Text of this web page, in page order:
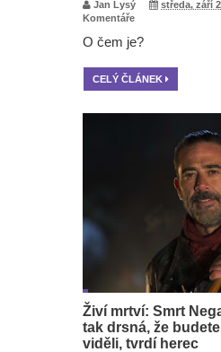
Jan Lysý
středa, září
Komentáře
O čem je?
CELÝ ČLÁNEK
Živí mrtví: Smrt
tak drsná, že
viděli, tvrdí herec